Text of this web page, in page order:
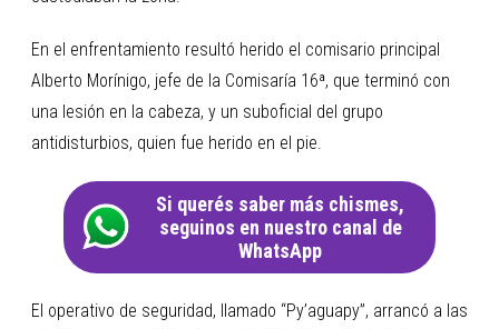
En el enfrentamiento resultó herido el comisario principal
Alberto Morínigo, jefe de la Comisaría 16ª, que terminó con
una lesión en la cabeza, y un suboficial del grupo
antidisturbios, quien fue herido en el pie.
Si querés saber más chismes,
seguinos en nuestro canal de
WhatsApp
El operativo de seguridad, llamado “Py’aguapy”, arrancó a las